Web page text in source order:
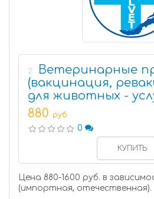
2
Ветеринарные
(вакцинация,
для животных -
880 руб.
0
КУПИТЬ
Цена 880-1600 руб. в
(импортная, отечественная).